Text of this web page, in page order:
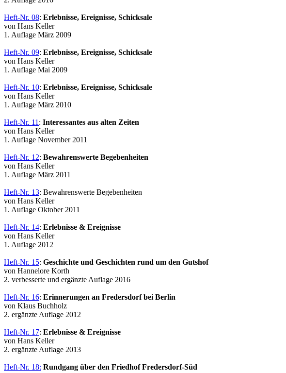
Heft-Nr. 08: Erlebnisse, Ereignisse, Schicksale
von Hans Keller
1. Auflage März 2009
Heft-Nr. 09: Erlebnisse, Ereignisse, Schicksale
von Hans Keller
1. Auflage Mai 2009
Heft-Nr. 10: Erlebnisse, Ereignisse, Schicksale
von Hans Keller
1. Auflage März 2010
Heft-Nr. 11 : Interessantes aus alten Zeiten
von Hans Keller
1. Auflage November 2011
Heft-Nr. 12: Bewahrenswerte Begebenheiten
von Hans Keller
1. Auflage März 2011
Heft-Nr. 13: Bewahrenswerte Begebenheiten
von Hans Keller
1. Auflage Oktober 2011
Heft-Nr. 14: Erlebnisse & Ereignisse
von Hans Keller
1. Auflage 2012
Heft-Nr. 15: Geschichte und Geschichten rund um den Gutshof
von Hannelore Korth
2. verbesserte und ergänzte Auflage 2016
Heft-Nr. 16: Erinnerungen an Fredersdorf bei Berlin
von Klaus Buchholz
2. ergänzte Auflage 2012
Heft-Nr. 17: Erlebnisse & Ereignisse
von Hans Keller
2. ergänzte Auflage 2013
Heft-Nr. 18: Rundgang über den Friedhof Fredersdorf-Süd